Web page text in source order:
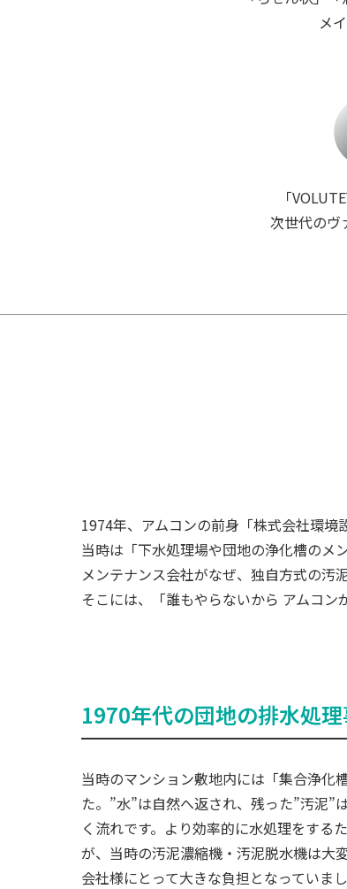
メ
「
次世代のヴ
1974年、アムコンの前身「株式会社環境
当時は「下水処理場や団地の浄化槽のメ
メンテナンス会社がなぜ、独自方式の汚
そこには、「誰もやらないから アムコン
1970年代の団地の排水処
当時のマンション敷地内には「集合浄化
た。”水”は自然へ返され、残った”汚泥
く流れです。より効率的に水処理をする
が、当時の汚泥濃縮機・汚泥脱水機は大
会社様にとって大きな負担となっていまし